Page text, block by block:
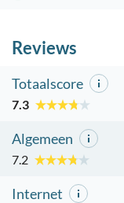
Reviews
Totaalscore
7.3
Algemeen
7.2
Internet